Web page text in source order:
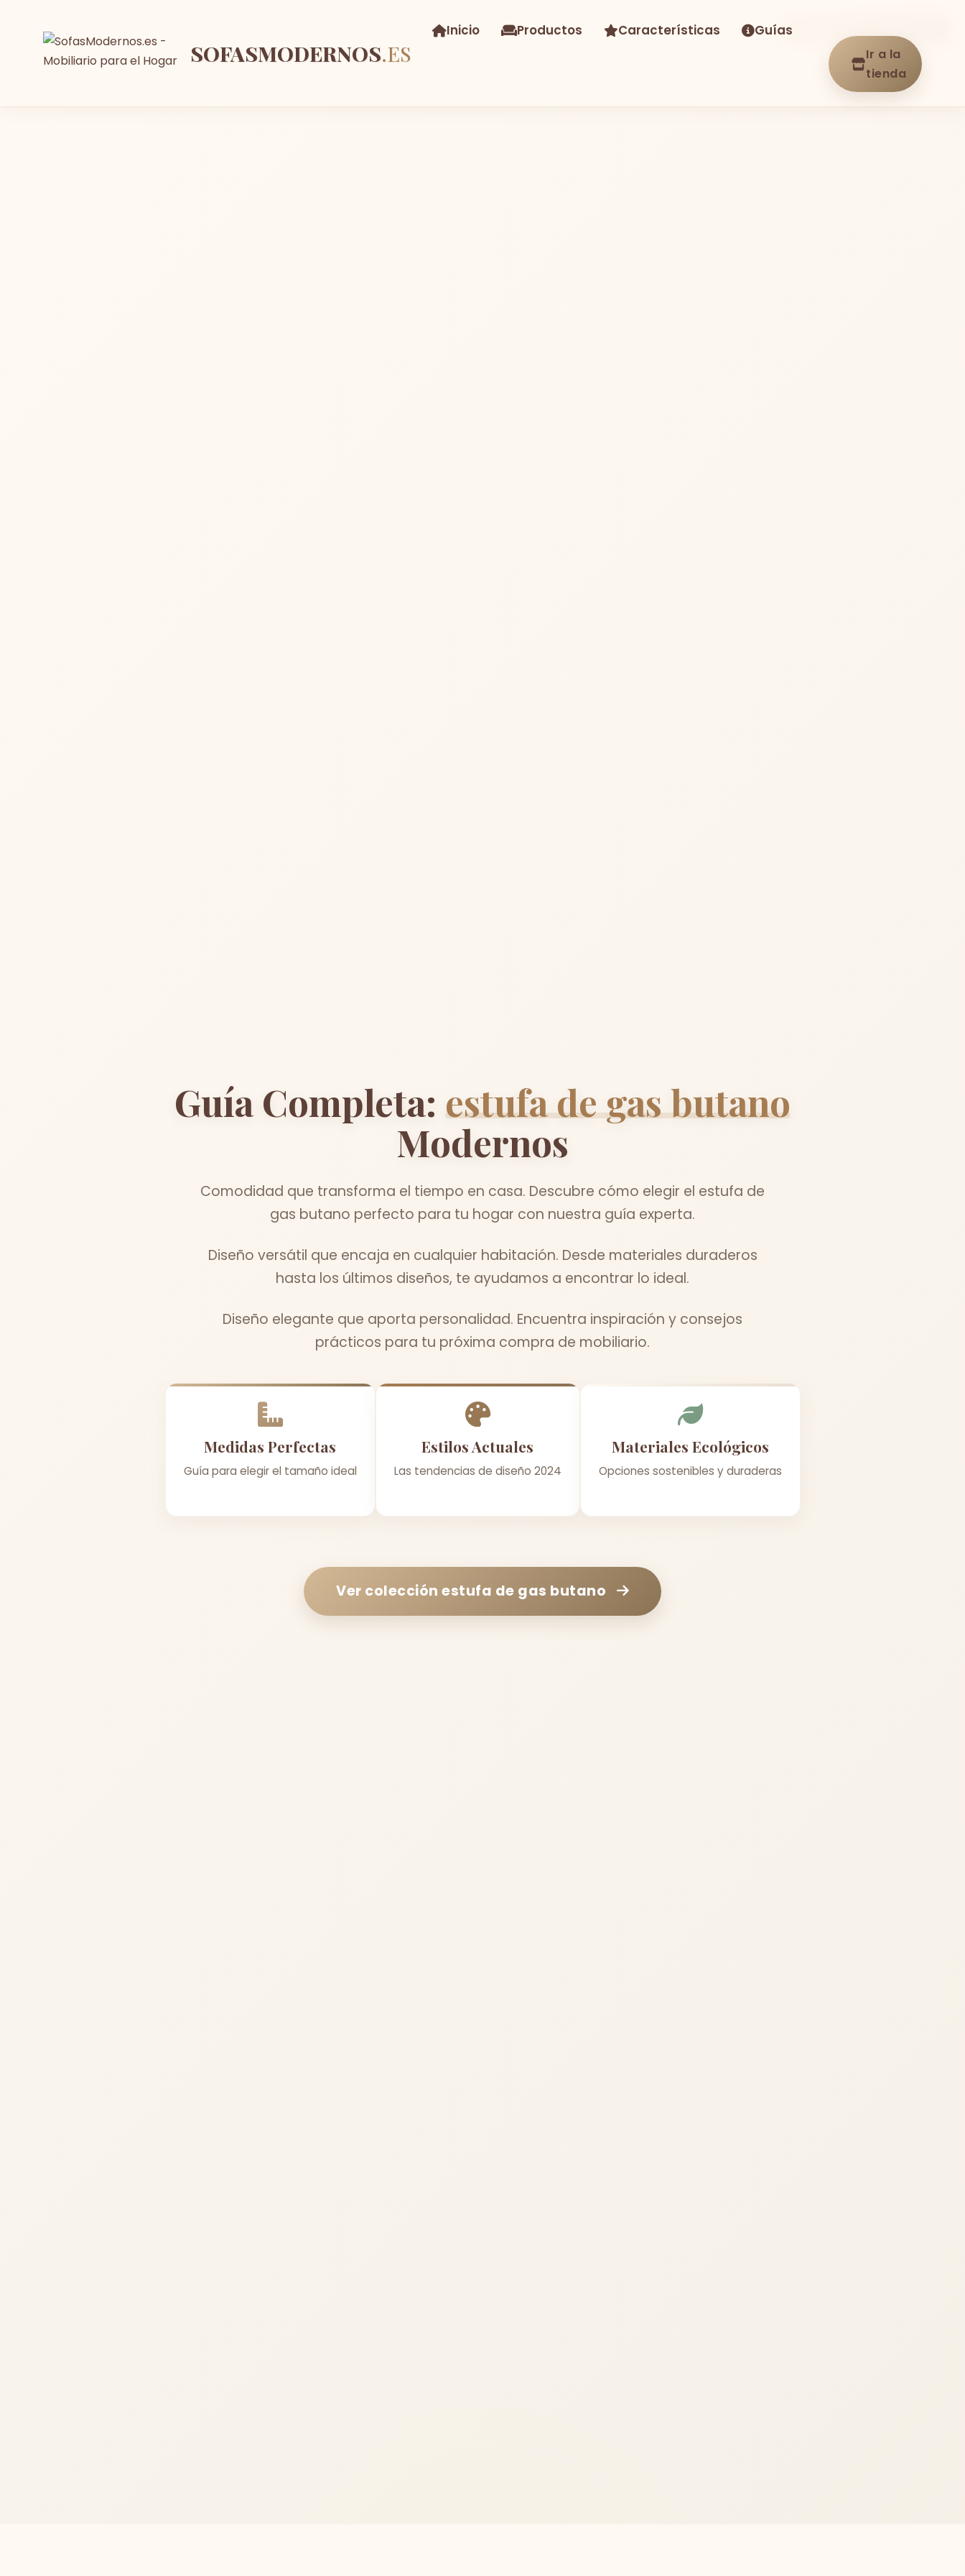
SOFASMODERNOS.ES
Inicio Productos Características Guías
Ir a la
tienda
Guía Completa: estufa de gas butano
Modernos
Comodidad que transforma el tiempo en casa. Descubre cómo elegir el estufa de
gas butano perfecto para tu hogar con nuestra guía experta.
Diseño versátil que encaja en cualquier habitación. Desde materiales duraderos
hasta los últimos diseños, te ayudamos a encontrar lo ideal.
Diseño elegante que aporta personalidad. Encuentra inspiración y consejos
prácticos para tu próxima compra de mobiliario.
Medidas Perfectas
Guía para elegir el tamaño ideal
Estilos Actuales
Las tendencias de diseño 2024
Materiales Ecológicos
Opciones sostenibles y duraderas
Ver colección estufa de gas butano